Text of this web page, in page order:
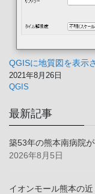
QGISに地質図を表示
2021年8月26日
QGIS
最新記事
築53年の熊本南病院
2026年8月5日
イオンモール熊本の